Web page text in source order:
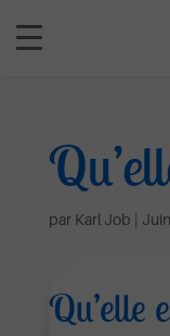
par Karl Job |
Qu’elle